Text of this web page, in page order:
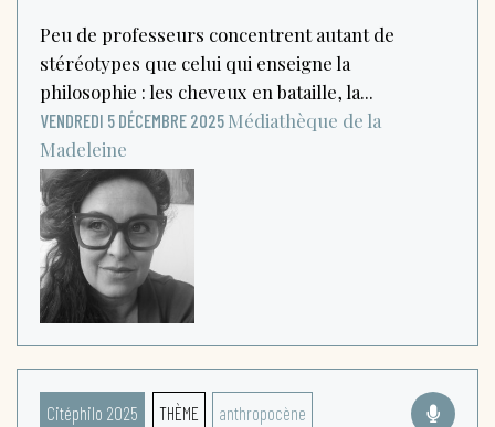
Peu de professeurs concentrent autant de
stéréotypes que celui qui enseigne la
philosophie : les cheveux en bataille, la...
VENDREDI 5 DÉCEMBRE 2025 Médiathèque de la
Madeleine
Citéphilo 2025 THÈME anthropocène